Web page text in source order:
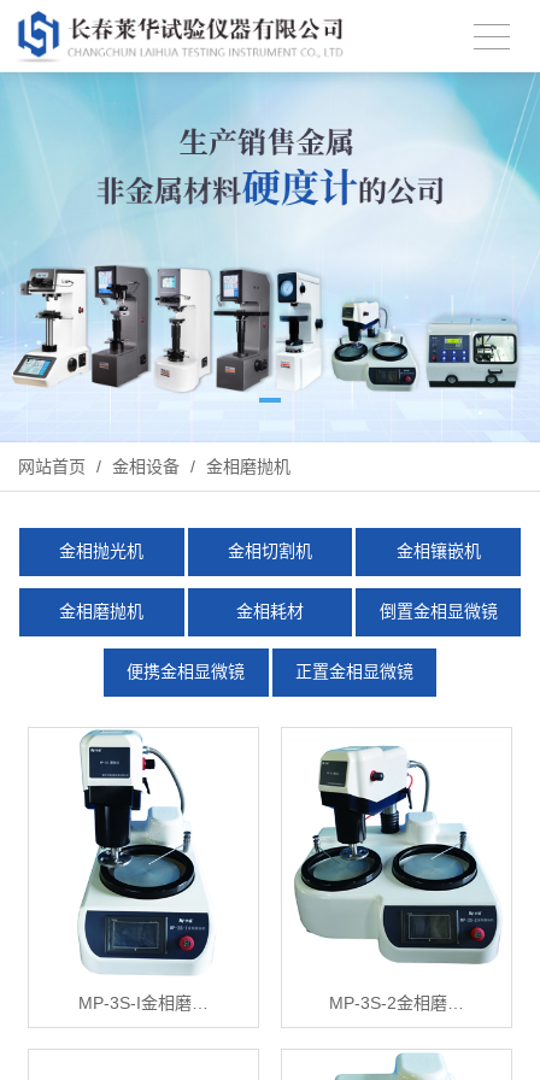
网站首页 / 金相设备 / 金相磨抛机
金相抛光机 金相切割机 金相镶嵌机
金相磨抛机 金相耗材 倒置金相显微镜
便携金相显微镜 正置金相显微镜
MP-3S-I金相磨… MP-3S-2金相磨…